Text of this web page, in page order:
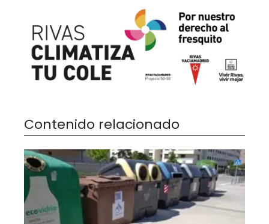
Contenido relacionado